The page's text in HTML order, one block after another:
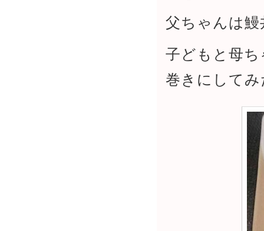
父ちゃんは
子どもと母
巻きにしてみ